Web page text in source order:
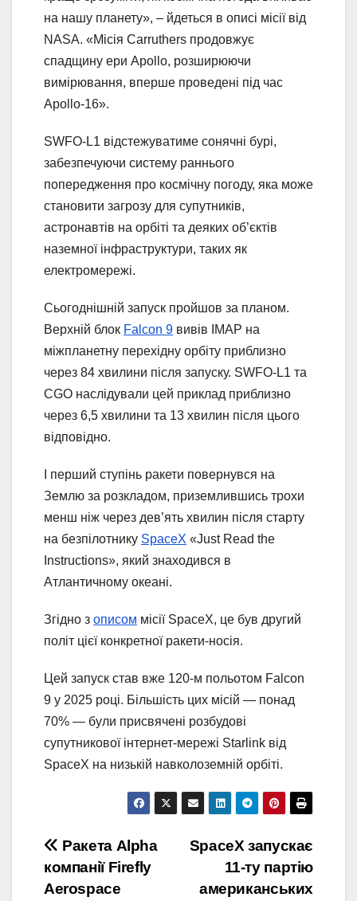
на нашу планету», – йдеться в описі місії від
NASA. «Місія Carruthers продовжує
спадщину ери Apollo, розширюючи
вимірювання, вперше проведені під час
Apollo-16».
SWFO-L1 відстежуватиме сонячні бурі,
забезпечуючи систему раннього
попередження про космічну погоду, яка може
становити загрозу для супутників,
астронавтів на орбіті та деяких об’єктів
наземної інфраструктури, таких як
електромережі.
Сьогоднішній запуск пройшов за планом.
Верхній блок Falcon 9 вивів IMAP на
міжпланетну перехідну орбіту приблизно
через 84 хвилини після запуску. SWFO-L1 та
CGO наслідували цей приклад приблизно
через 6,5 хвилини та 13 хвилин після цього
відповідно.
І перший ступінь ракети повернувся на
Землю за розкладом, приземлившись трохи
менш ніж через дев’ять хвилин після старту
на безпілотнику SpaceX «Just Read the
Instructions», який знаходився в
Атлантичному океані.
Згідно з описом місії SpaceX, це був другий
політ цієї конкретної ракети-носія.
Цей запуск став вже 120-м польотом Falcon
9 у 2025 році. Більшість цих місій — понад
70% — були присвячені розбудові
супутникової інтернет-мережі Starlink від
SpaceX на низькій навколоземній орбіті.
Навігація
записів
SpaceX запускає
11-ту партію
американських
Ракета Alpha
компанії Firefly
Aerospace